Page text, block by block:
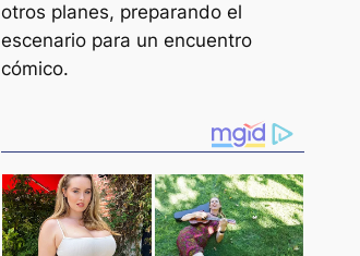
otros planes, preparando el
escenario para un encuentro
cómico.